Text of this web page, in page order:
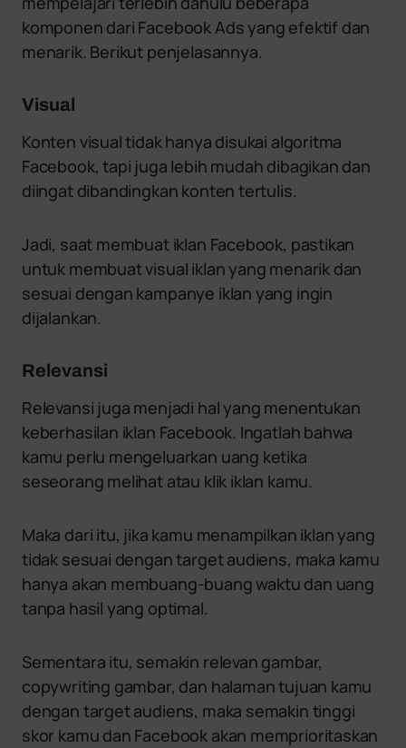
komponen dari Facebook Ads yang efektif dan
menarik. Berikut penjelasannya.
Visual
Konten visual tidak hanya disukai algoritma
Facebook, tapi juga lebih mudah dibagikan dan
diingat dibandingkan konten tertulis.
Jadi, saat membuat iklan Facebook, pastikan
untuk membuat visual iklan yang menarik dan
sesuai dengan kampanye iklan yang ingin
dijalankan.
Relevansi
Relevansi juga menjadi hal yang menentukan
keberhasilan iklan Facebook. Ingatlah bahwa
kamu perlu mengeluarkan uang ketika
seseorang melihat atau klik iklan kamu.
Maka dari itu, jika kamu menampilkan iklan yang
tidak sesuai dengan target audiens, maka kamu
hanya akan membuang-buang waktu dan uang
tanpa hasil yang optimal.
Sementara itu, semakin relevan gambar,
copywriting gambar, dan halaman tujuan kamu
dengan target audiens, maka semakin tinggi
skor kamu dan Facebook akan memprioritaskan